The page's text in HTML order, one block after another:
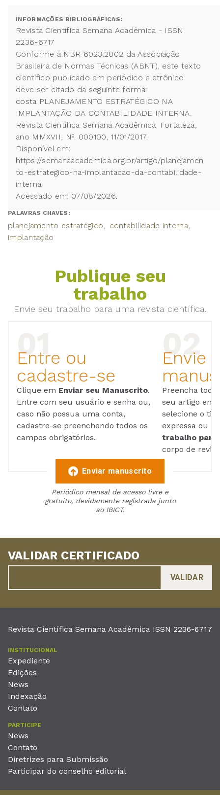
INFORMAÇÕES BIBLIOGRÁFICAS:
Revista Científica Semana Acadêmica - ISSN
2236-6717
Conforme a NBR 6023:2002 da Associação
Brasileira de Normas Técnicas (ABNT), este texto
científico publicado em periódico eletrônico
deve ser citado da seguinte forma:
costa PLANEJAMENTO ESTRATÉGICO NA
IMPLANTAÇÃO DA CONTABILIDADE INTERNA.
Revista Científica Semana Acadêmica. Fortaleza,
ano MMXVII, Nº. 000100, 11/01/2017.
Disponível em:
https://semanaacademica.org.br/artigo/planejamen
to-estrategico-na-implantacao-da-contabilidade-
interna
Acessado em: 07/08/2026.
PALAVRAS CHAVES:
planejamento estratégico
contabilidade interna
implantação
Publique seu
trabalho
Envie seu trabalho para uma revista científica.
Entre ou
cadastre-se
Clique em Enviar seu Manuscrito.
Entre com seu usuário e senha ou,
caso não possua uma conta,
cadastre-se preenchendo todos os
campos obrigatórios.
Envie
Preencha
seu artigo em
selecione o
expressa ou
trabalho para
corpo de
Enviar manuscrito
Periódico mensal de acesso livre e
gratuito, devidamente registrada junto
ao IBICT.
VALIDAR CERTIFICADO
Revista Científica Semana Acadêmica ISSN 2236-6717
INSTITUCIONAL
Expediente
Edições
News
Indexação
Contato
PARTICIPE
News
Contato
Diretrizes para Submissão
Participar do conselho editorial